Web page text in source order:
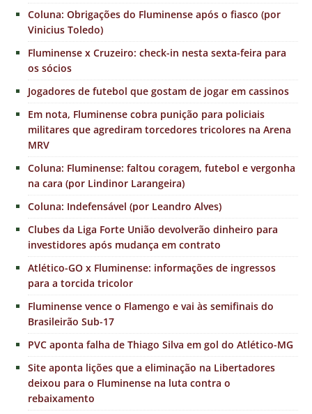
Coluna: Obrigações do Fluminense após o fiasco (por
Vinicius Toledo)
Fluminense x Cruzeiro: check-in nesta sexta-feira para
os sócios
Jogadores de futebol que gostam de jogar em cassinos
Em nota, Fluminense cobra punição para policiais
militares que agrediram torcedores tricolores na Arena
MRV
Coluna: Fluminense: faltou coragem, futebol e vergonha
na cara (por Lindinor Larangeira)
Coluna: Indefensável (por Leandro Alves)
Clubes da Liga Forte União devolverão dinheiro para
investidores após mudança em contrato
Atlético-GO x Fluminense: informações de ingressos
para a torcida tricolor
Fluminense vence o Flamengo e vai às semifinais do
Brasileirão Sub-17
PVC aponta falha de Thiago Silva em gol do Atlético-MG
Site aponta lições que a eliminação na Libertadores
deixou para o Fluminense na luta contra o
rebaixamento